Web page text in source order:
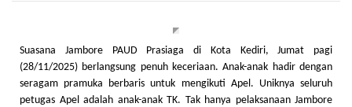
Suasana Jambore PAUD Prasiaga di Kota Kediri, Jumat pagi
(28/11/2025) berlangsung penuh keceriaan. Anak-anak hadir dengan
seragam pramuka berbaris untuk mengikuti Apel. Uniknya seluruh
petugas Apel adalah anak-anak TK. Tak hanya pelaksanaan Jambore